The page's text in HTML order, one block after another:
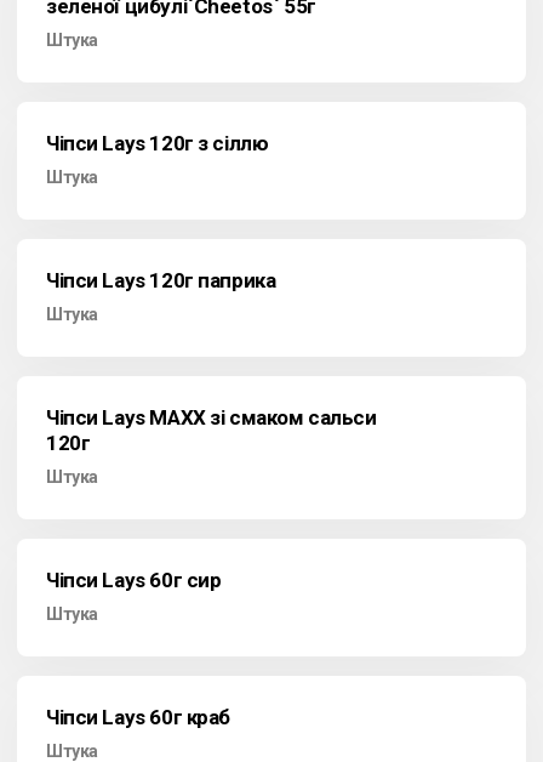
зеленої цибулі`Cheetos` 55г
Штука
Чіпси Lays 120г з сіллю
Штука
Чіпси Lays 120г паприка
Штука
Чіпси Lays MAXX зі смаком сальси
120г
Штука
Чіпси Lays 60г сир
Штука
Чіпси Lays 60г краб
Штука